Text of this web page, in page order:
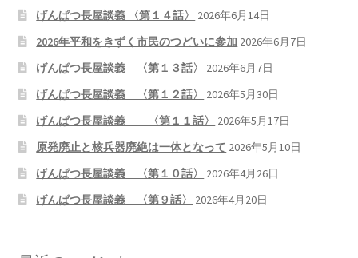
げんぱつ長屋談義 〈第１４話〉
2026年6月14日
2026年平和をきずく市民のつどいに参加 2026年6月7日
げんぱつ長屋談義 〈第１３話〉
2026年6月7日
げんぱつ長屋談義 〈第１２話〉
2026年5月30日
げんぱつ長屋談義 〈第１１話〉
2026年5月17日
原発廃止と核兵器廃絶は一体となって 2026年5月10日
げんぱつ長屋談義 〈第１０話〉
2026年4月26日
げんぱつ長屋談義 〈第９話〉
2026年4月20日